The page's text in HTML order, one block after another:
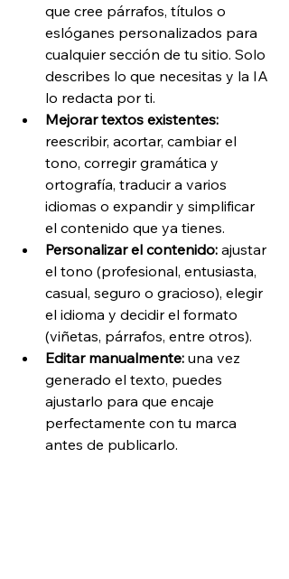
que cree párrafos, títulos o
eslóganes personalizados para
cualquier sección de tu sitio. Solo
describes lo que necesitas y la IA
lo redacta por ti.
Mejorar textos existentes:
reescribir, acortar, cambiar el
tono, corregir gramática y
ortografía, traducir a varios
idiomas o expandir y simplificar
el contenido que ya tienes.
Personalizar el contenido: ajustar
el tono (profesional, entusiasta,
casual, seguro o gracioso), elegir
el idioma y decidir el formato
(viñetas, párrafos, entre otros).
Editar manualmente: una vez
generado el texto, puedes
ajustarlo para que encaje
perfectamente con tu marca
antes de publicarlo.